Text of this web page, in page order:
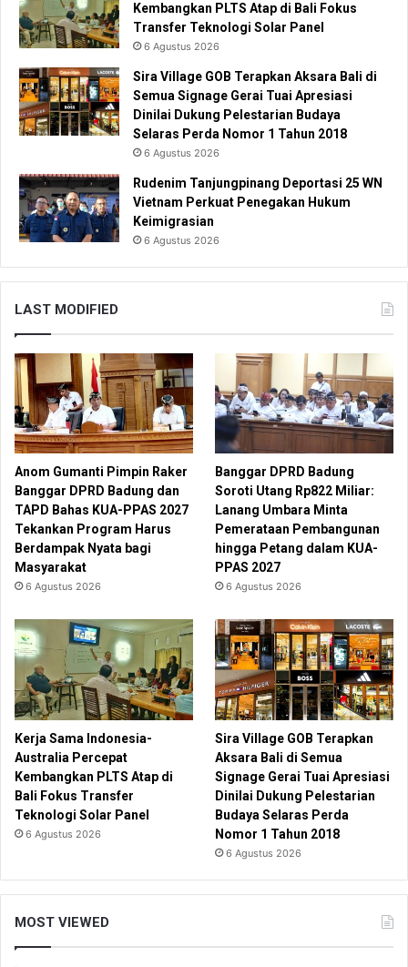
Kembangkan PLTS Atap di Bali Fokus
Transfer Teknologi Solar Panel
6 Agustus 2026
Sira Village GOB Terapkan Aksara Bali di
Semua Signage Gerai Tuai Apresiasi
Dinilai Dukung Pelestarian Budaya
Selaras Perda Nomor 1 Tahun 2018
6 Agustus 2026
Rudenim Tanjungpinang Deportasi 25 WN
Vietnam Perkuat Penegakan Hukum
Keimigrasian
6 Agustus 2026
LAST MODIFIED
Anom Gumanti Pimpin Raker
Banggar DPRD Badung dan
TAPD Bahas KUA-PPAS 2027
Tekankan Program Harus
Berdampak Nyata bagi
Masyarakat
6 Agustus 2026
Banggar DPRD Badung
Soroti Utang Rp822 Miliar:
Lanang Umbara Minta
Pemerataan Pembangunan
hingga Petang dalam KUA-
PPAS 2027
6 Agustus 2026
Kerja Sama Indonesia-
Australia Percepat
Kembangkan PLTS Atap di
Bali Fokus Transfer
Teknologi Solar Panel
6 Agustus 2026
Sira Village GOB Terapkan
Aksara Bali di Semua
Signage Gerai Tuai Apresiasi
Dinilai Dukung Pelestarian
Budaya Selaras Perda
Nomor 1 Tahun 2018
6 Agustus 2026
MOST VIEWED